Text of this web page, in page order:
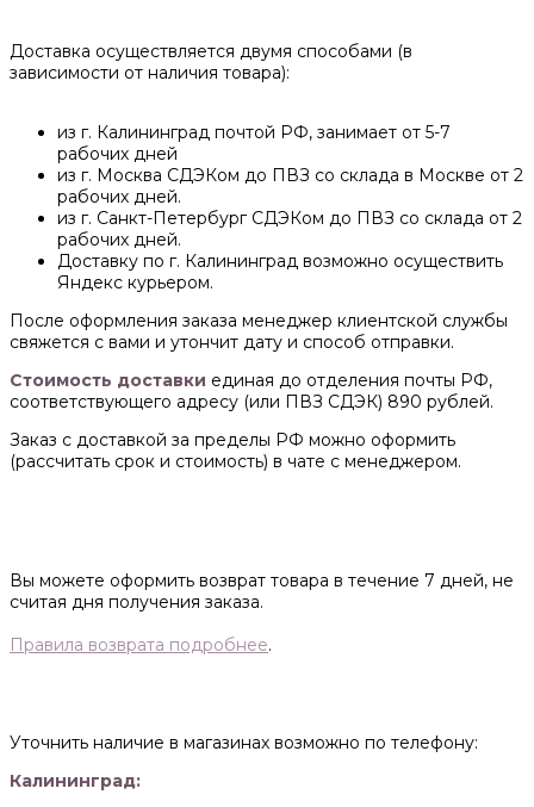
Доставка осуществляется двумя способами (в
зависимости от наличия товара):
из г. Калининград почтой РФ, занимает от 5-7
рабочих дней
из г. Москва СДЭКом до ПВЗ со склада в Москве от 2
рабочих дней.
из г. Санкт-Петербург СДЭКом до ПВЗ со склада от 2
рабочих дней.
Доставку по г. Калининград возможно осуществить
Яндекс курьером.
После оформления заказа менеджер клиентской службы
свяжется с вами и утончит дату и способ отправки.
Стоимость доставки единая до отделения почты РФ,
соответствующего адресу (или ПВЗ СДЭК) 890 рублей.
Заказ с доставкой за пределы РФ можно оформить
(рассчитать срок и стоимость) в чате с менеджером.
Вы можете оформить возврат товара в течение 7 дней, не
считая дня получения заказа.
Правила возврата подробнее.
Уточнить наличие в магазинах возможно по телефону:
Калининград: